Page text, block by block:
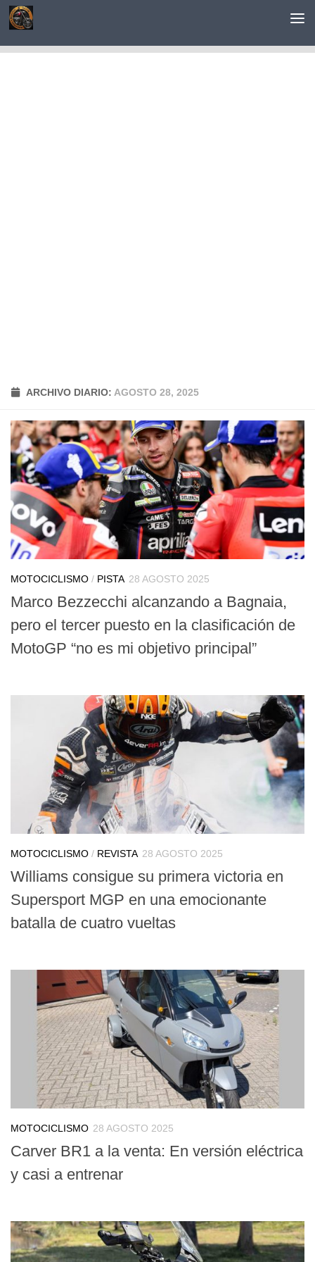
Saltar al contenido
ARCHIVO DIARIO: AGOSTO 28, 2025
MOTOCICLISMO / PISTA 28 AGOSTO 2025
Marco Bezzecchi alcanzando a Bagnaia,
pero el tercer puesto en la clasificación de
MotoGP “no es mi objetivo principal”
MOTOCICLISMO / REVISTA 28 AGOSTO 2025
Williams consigue su primera victoria en
Supersport MGP en una emocionante
batalla de cuatro vueltas
MOTOCICLISMO 28 AGOSTO 2025
Carver BR1 a la venta: En versión eléctrica
y casi a entrenar